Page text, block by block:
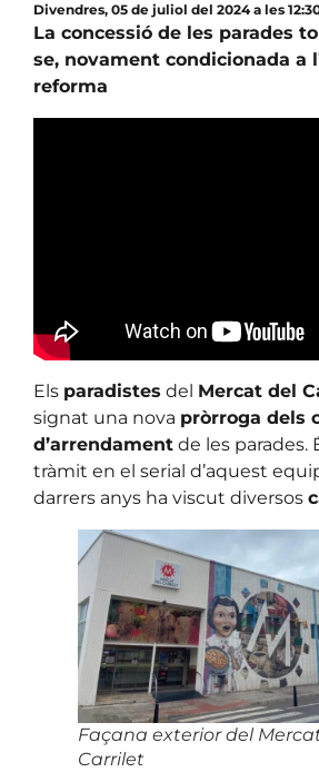
Divendres, 05 de juliol del 2024 a les
La concessió de les parades
se, novament condicionada a
reforma
Els paradistes del Mercat del
signat una nova pròrroga dels
d’arrendament de les parades.
tràmit en el serial d’aquest
darrers anys ha viscut diversos
Façana exterior del
Carrilet